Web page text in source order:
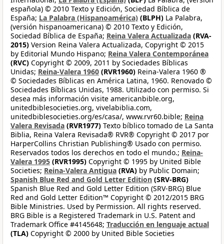
española) © 2010 Texto y Edición, Sociedad Bíblica de
España; La Palabra (Hispanoamérica) (BLPH) La Palabra,
(versión hispanoamericana) © 2010 Texto y Edición,
Sociedad Bíblica de España; Reina Valera Actualizada (RVA-
2015) Version Reina Valera Actualizada, Copyright © 2015
by Editorial Mundo Hispano; Reina Valera Contemporánea
(RVC) Copyright © 2009, 2011 by Sociedades Bíblicas
Unidas; Reina-Valera 1960 (RVR1960) Reina-Valera 1960 ®
© Sociedades Bíblicas en América Latina, 1960. Renovado ©
Sociedades Bíblicas Unidas, 1988. Utilizado con permiso. Si
desea más información visite americanbible.org,
unitedbiblesocieties.org, vivelabiblia.com,
unitedbiblesocieties.org/es/casa/, www.rvr60.bible; Reina
Valera Revisada (RVR1977) Texto bíblico tomado de La Santa
Biblia, Reina Valera Revisada® RVR® Copyright © 2017 por
HarperCollins Christian Publishing® Usado con permiso.
Reservados todos los derechos en todo el mundo.; Reina-
Valera 1995 (RVR1995) Copyright © 1995 by United Bible
Societies; Reina-Valera Antigua (RVA) by Public Domain;
Spanish Blue Red and Gold Letter Edition (SRV-BRG)
Spanish Blue Red and Gold Letter Edition (SRV-BRG) Blue
Red and Gold Letter Edition™ Copyright © 2012/2015 BRG
Bible Ministries. Used by Permission. All rights reserved.
BRG Bible is a Registered Trademark in U.S. Patent and
Trademark Office #4145648; Traducción en lenguaje actual
(TLA) Copyright © 2000 by United Bible Societies